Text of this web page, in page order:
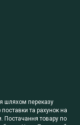
шляхом переказу
та рахунок на
Постачання товару по